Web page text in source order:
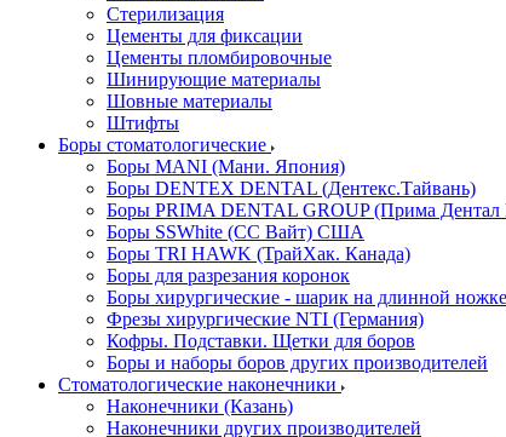
Стерилизация
Цементы для фиксации
Цементы пломбировочные
Шинирующие материалы
Шовные материалы
Штифты
Боры стоматологические
Боры MANI (Мани. Япония)
Боры DENTEX DENTAL (Дентекс.Тайвань)
Боры PRIMA DENTAL GROUP (Прима Дентал
Боры SSWhite (СС Вайт) США
Боры TRI HAWK (ТрайХак. Канада)
Боры для разрезания коронок
Боры хирургические - шарик на длинной ножке
Фрезы хирургические NTI (Германия)
Кофры. Подставки. Щетки для боров
Боры и наборы боров других производителей
Стоматологические наконечники
Наконечники (Казань)
Наконечники других производителей